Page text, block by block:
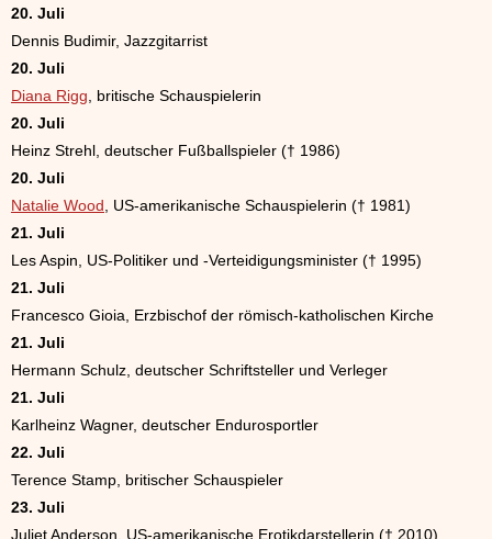
20. Juli
Dennis Budimir, Jazzgitarrist
20. Juli
Diana Rigg, britische Schauspielerin
20. Juli
Heinz Strehl, deutscher Fußballspieler († 1986)
20. Juli
Natalie Wood, US-amerikanische Schauspielerin († 1981)
21. Juli
Les Aspin, US-Politiker und -Verteidigungsminister († 1995)
21. Juli
Francesco Gioia, Erzbischof der römisch-katholischen Kirche
21. Juli
Hermann Schulz, deutscher Schriftsteller und Verleger
21. Juli
Karlheinz Wagner, deutscher Endurosportler
22. Juli
Terence Stamp, britischer Schauspieler
23. Juli
Juliet Anderson, US-amerikanische Erotikdarstellerin († 2010)